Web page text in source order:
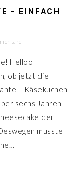
– EINFACH
Helloo
ob jetzt die
– Käsekuchen
sechs Jahren
der
musste